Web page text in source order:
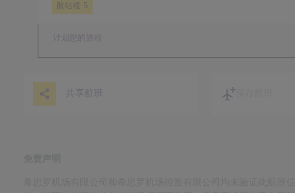
航站楼 5
计划您的旅程
共享航班